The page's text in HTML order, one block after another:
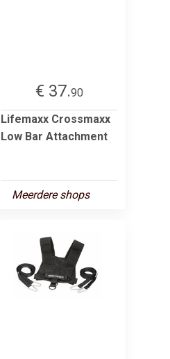
€ 37.90
Lifemaxx Crossmaxx
Low Bar Attachment
Meerdere shops